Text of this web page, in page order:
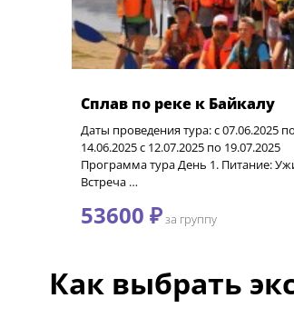
Сплав по реке к Байкалу
Даты проведения тура: с 07.06.2025 по
14.06.2025 с 12.07.2025 по 19.07.2025
Программа тура День 1. Питание:
Встреча …
53600 ₽за группу
Как выбрать